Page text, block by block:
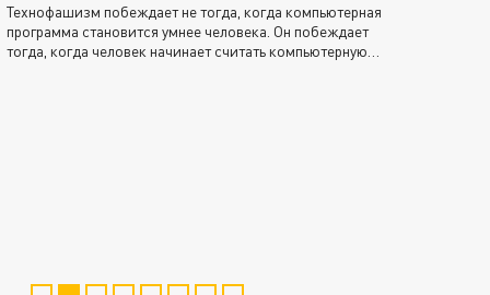
Технофашизм побеждает не тогда, когда компьютерная
программа становится умнее человека. Он побеждает
тогда, когда человек начинает считать компьютерную